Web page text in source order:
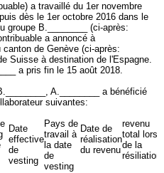
a travaillé du 1er novembre
dès le 1er octobre 2016 dans le
groupe B.________ (ci-après:
a annoncé à
de Genève (ci-après:
Suisse à destination de l'Espagne.
a pris fin le 15 août 2018.
A.________ a bénéficié
suivantes:
Date
effective
de
vesting
Pays de
travail à
la date
de
vesting
Date de
réalisation
du revenu
revenu
total lors
de la
résiliation